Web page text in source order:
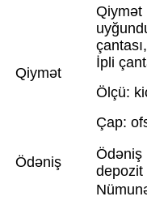
Qiymət
Qiymət
İpli
Ölçü:
Çap:
Ödəniş
Ödəniş
depozit